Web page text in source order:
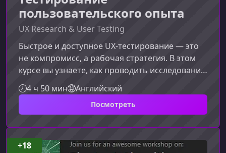
пользовательского опыта
UX Research & User Testing
Быстрое и доступное UX‑тестирование — это
не компромисс, а рабочая стратегия. В этом
курсе вы узнаете, как проводить исследования
и проверять гипотезы даже тогда, когда сроки
поджимают, а бюджет ограничен. Мы
сосредоточимся на практических методах,
которые легко встроить в реальные проекты,
чтобы повысить качество цифровых
продуктов без перегрузки команды.Чему вы
4 ч 50 мин Английский
Посмотреть
+18